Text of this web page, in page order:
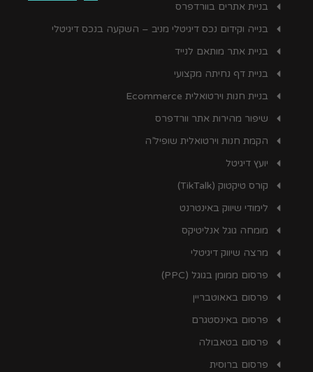
בניית אתרים בוורדפרס
בנייה וקידום נכס דיגיטלי מניב – השקעה בנכס דיגיטלי
בניית אתר מותאם לנייד
בניית דף נחיתה מקצועי
בניית חנות וירטואלית Ecommerce
שיפור מהירות אתר וורדפרס
הקמת חנות וירטואלית שופיל’ה
יועץ דיגיטל
קורס טיקטוק (TikTalk)
לימודי שיווק באינטרנט
מומחה גוגל אנליטיקס
מרצה שיווק דיגיטלי
פרסום ממומן בגוגל (PPC)
פרסום באאוטבריין
פרסום באינסטגרם
פרסום בטאבולה
פרסום ברוסית